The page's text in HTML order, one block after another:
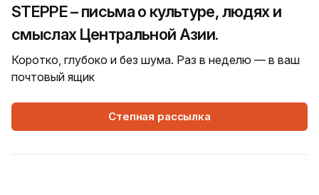
STEPPE – письма о культуре, людях и
смыслах Центральной Азии.
Коротко, глубоко и без шума. Раз в неделю — в ваш
почтовый ящик
Степная рассылка